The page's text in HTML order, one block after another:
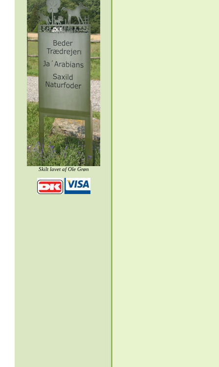
Skilt lavet afOle Grøn